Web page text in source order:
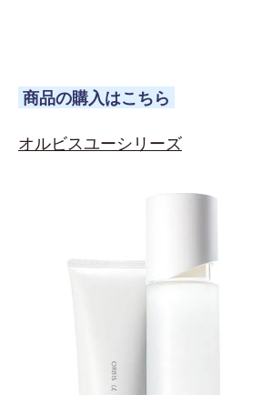
商品の購入はこちら
オルビスユーシリーズ